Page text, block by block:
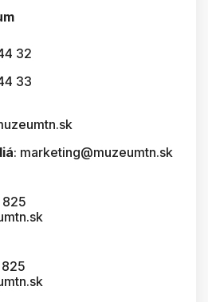
32
33
: marketing@muzeumtn.sk
825